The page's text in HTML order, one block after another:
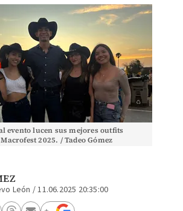
evento lucen sus mejores outfits
2025. / Tadeo Gómez
León /11.06.2025 20:35:00